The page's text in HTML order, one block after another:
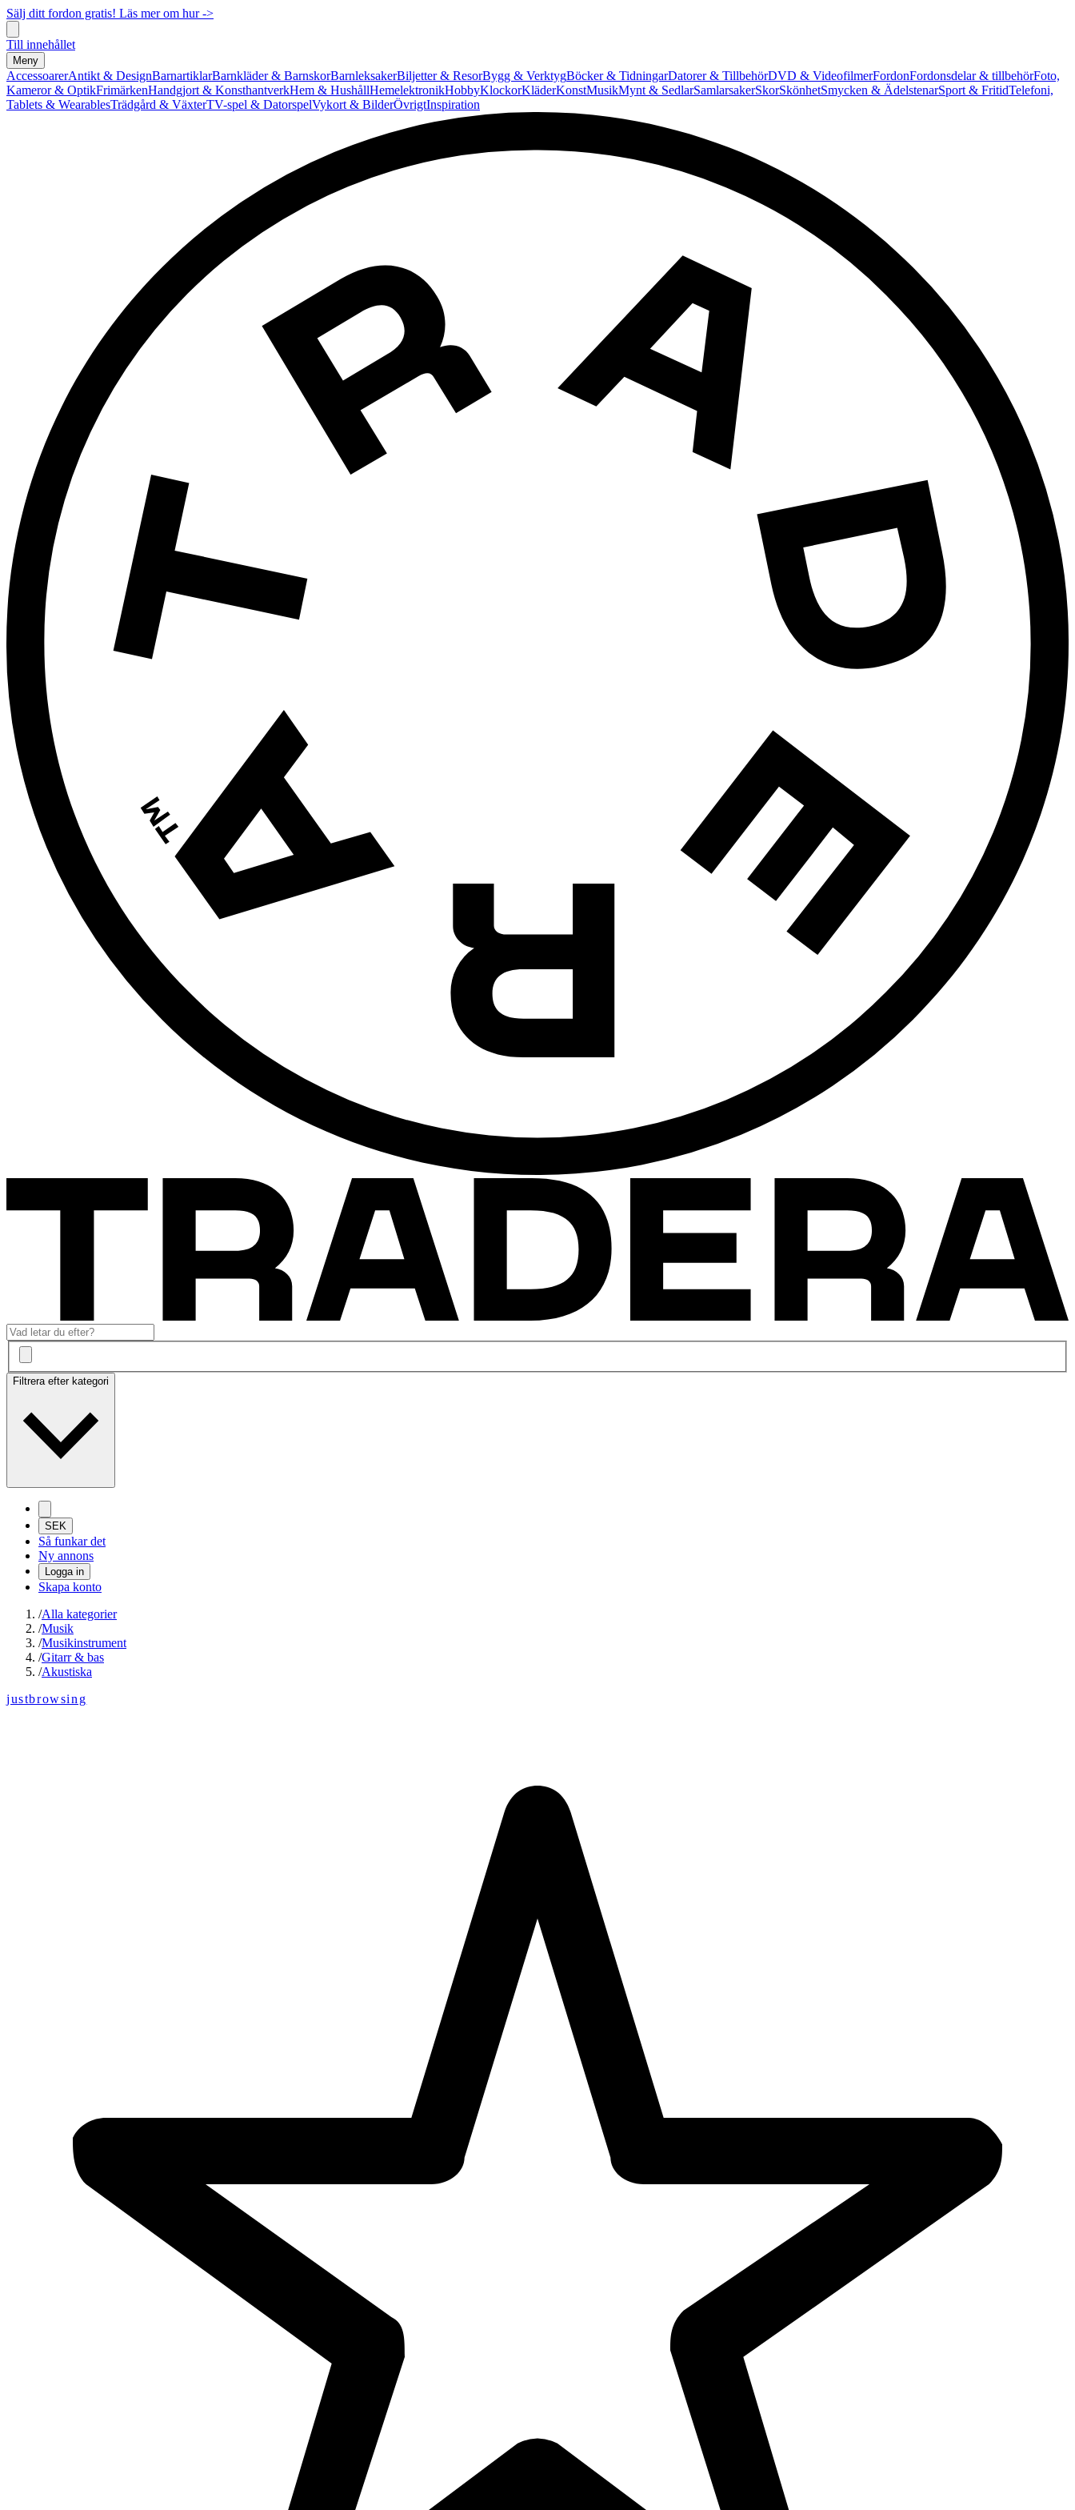
Sälj ditt fordon gratis! Läs mer om hur ->
Till innehållet
Meny
AccessoarerAntikt & DesignBarnartiklarBarnkläder & BarnskorBarnleksakerBiljetter & ResorBygg & VerktygBöcker & TidningarDatorer & TillbehörDVD & VideofilmerFordonFordonsdelar & tillbehörFoto,
Kameror & OptikFrimärkenHandgjort & KonsthantverkHem & HushållHemelektronikHobbyKlockorKläderKonstMusikMynt & SedlarSamlarsakerSkorSkönhetSmycken & ÄdelstenarSport & FritidTelefoni,
Tablets & WearablesTrädgård & VäxterTV-spel & DatorspelVykort & BilderÖvrigtInspiration
Filtrera efter kategori
SEK
Så funkar det
Ny annons
Logga in
Skapa konto
/Alla kategorier
/Musik
/Musikinstrument
/Gitarr & bas
/Akustiska
justbrowsing